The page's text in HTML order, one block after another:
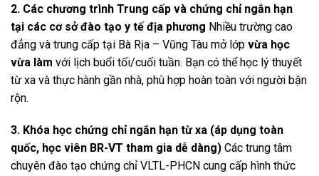
2. Các chương trình Trung cấp và chứng chỉ ngắn hạn
tại các cơ sở đào tạo y tế địa phương Nhiều trường cao
đẳng và trung cấp tại Bà Rịa – Vũng Tàu mở lớp vừa học
vừa làm với lịch buổi tối/cuối tuần. Bạn có thể học lý thuyết
từ xa và thực hành gần nhà, phù hợp hoàn toàn với người bận
rộn.
3. Khóa học chứng chỉ ngắn hạn từ xa (áp dụng toàn
quốc, học viên BR-VT tham gia dễ dàng) Các trung tâm
chuyên đào tạo chứng chỉ VLTL-PHCN cung cấp hình thức